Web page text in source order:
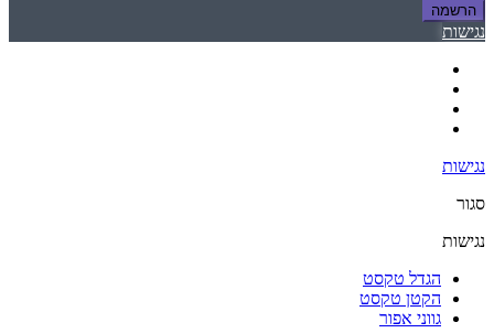
הרשמה
נגישות
נגישות
סגור
נגישות
הגדל טקסט
הקטן טקסט
גווני אפור